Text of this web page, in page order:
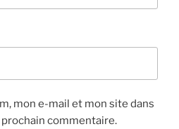
mon e-mail et mon site dans
commentaire.